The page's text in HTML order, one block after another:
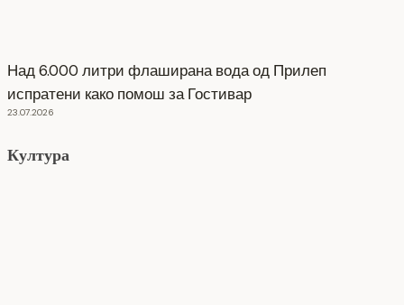
Над 6.000 литри флаширана вода од Прилеп
испратени како помош за Гостивар
23.07.2026
Култура